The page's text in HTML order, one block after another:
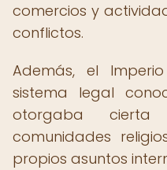
comercios y
conflictos.
Además, el
sistema legal
otorgaba
comunidades
propios asuntos